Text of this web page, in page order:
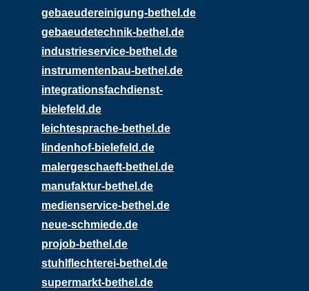
gebaeudereinigung-bethel.de
gebaeudetechnik-bethel.de
industrieservice-bethel.de
instrumentenbau-bethel.de
integrationsfachdienst-
bielefeld.de
leichtesprache-bethel.de
lindenhof-bielefeld.de
malergeschaeft-bethel.de
manufaktur-bethel.de
medienservice-bethel.de
neue-schmiede.de
projob-bethel.de
stuhlflechterei-bethel.de
supermarkt-bethel.de